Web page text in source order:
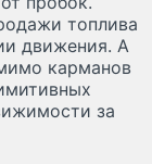
топлива
движения. А
карманов
за